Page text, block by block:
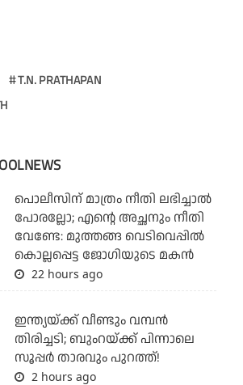
T.N. PRATHAPAN
പൊലീസിന് മാത്രം നീതി ലഭിച്ചാല്‍
പോരല്ലോ; എന്റെ അച്ഛനും നീതി
വേണ്ടേ: മുത്തങ്ങ വെടിവെപ്പില്‍
കൊല്ലപ്പെട്ട ജോഗിയുടെ മകന്‍
22 hours ago
ഇന്ത്യയ്ക്ക് വീണ്ടും വമ്പന്‍
തിരിച്ചടി; ബുംറയ്ക്ക് പിന്നാലെ
സൂപ്പര്‍ താരവും പുറത്ത്!
2 hours ago